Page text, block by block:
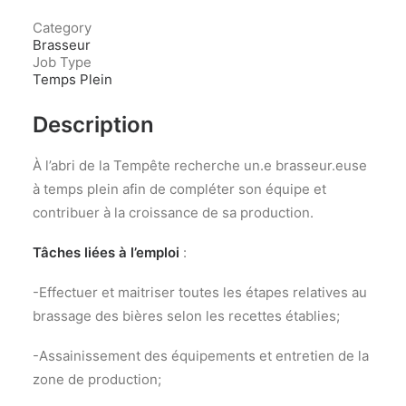
Category
Brasseur
Job Type
Temps Plein
Description
À l’abri de la Tempête recherche un.e brasseur.euse
à temps plein afin de compléter son équipe et
contribuer à la croissance de sa production.
Tâches liées à l’emploi :
-Effectuer et maitriser toutes les étapes relatives au
brassage des bières selon les recettes établies;
-Assainissement des équipements et entretien de la
zone de production;